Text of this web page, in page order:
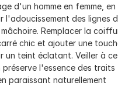
d'un homme en femme, en
l'adoucissement des lignes
Remplacer la
chic et ajouter une
un teint éclatant. Veiller à
l'essence des traits
paraissant naturellement